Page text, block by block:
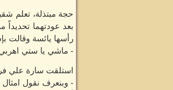
حجة مبتذلة، تعلم
بعد عودتهما
رأسها يائسة وقالت
- ماشي يا ستي
استلقت سارة علي
- وبنعرف نقول امثال